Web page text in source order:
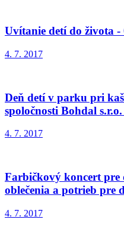
Uvítanie detí do života -
4. 7. 2017
Deň detí v parku pri
spoločnosti Bohdal
4. 7. 2017
Farbičkový koncert pre
oblečenia a potrieb pre
4. 7. 2017